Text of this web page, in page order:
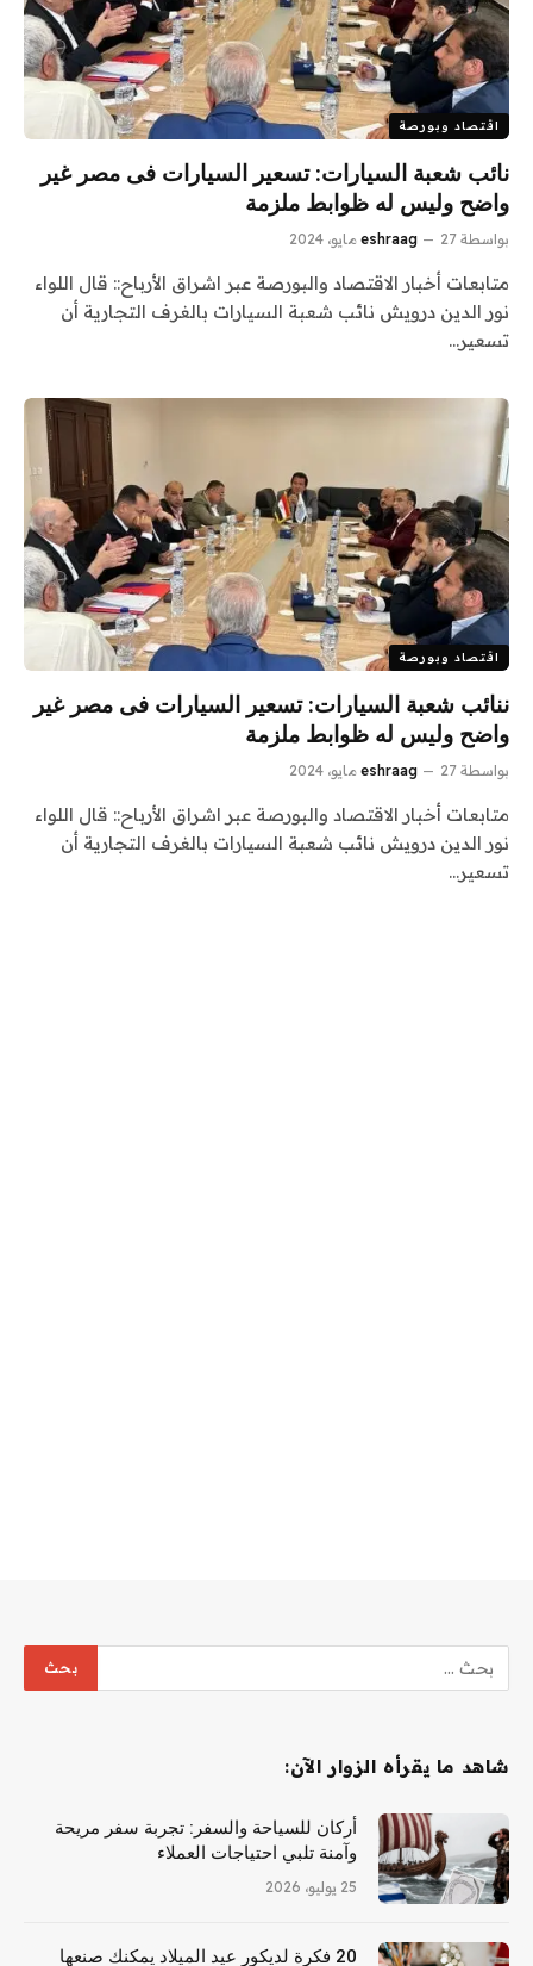
اقتصاد وبورصة
نائب شعبة السيارات: تسعير السيارات فى مصر غير
واضح وليس له ظوابط ملزمة
بواسطة eshraag 27 مايو، 2024
متابعات أخبار الاقتصاد والبورصة عبر اشراق الأرباح:: قال اللواء
نور الدين درويش نائب شعبة السيارات بالغرف التجارية أن
تسعير…
اقتصاد وبورصة
ننائب شعبة السيارات: تسعير السيارات فى مصر غير
واضح وليس له ظوابط ملزمة
بواسطة eshraag 27 مايو، 2024
متابعات أخبار الاقتصاد والبورصة عبر اشراق الأرباح:: قال اللواء
نور الدين درويش نائب شعبة السيارات بالغرف التجارية أن
تسعير…
شاهد ما يقرأه الزوار الآن:
أركان للسياحة والسفر: تجربة سفر مريحة
وآمنة تلبي احتياجات العملاء
25 يوليو، 2026
20 فكرة لديكور عيد الميلاد يمكنك صنعها